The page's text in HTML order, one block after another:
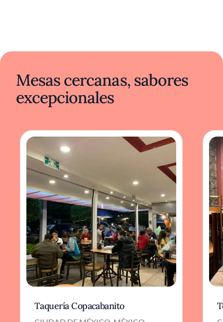
Mesas cercanas, sabores
excepcionales
Taquería Copacabanito